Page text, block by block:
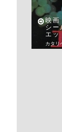
映画
シー
エッ
カタリ